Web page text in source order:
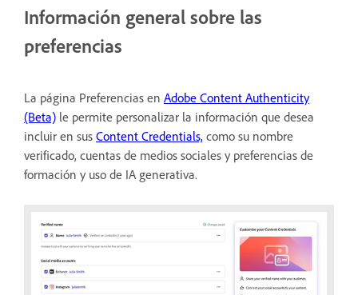
Información general sobre las
preferencias
La página Preferencias en Adobe Content Authenticity
(Beta) le permite personalizar la información que desea
incluir en sus Content Credentials, como su nombre
verificado, cuentas de medios sociales y preferencias de
formación y uso de IA generativa.